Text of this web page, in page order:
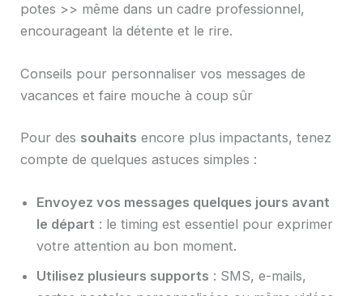
potes >> même dans un cadre professionnel,
encourageant la détente et le rire.
Conseils pour personnaliser vos messages de
vacances et faire mouche à coup sûr
Pour des souhaits encore plus impactants, tenez
compte de quelques astuces simples :
Envoyez vos messages quelques jours avant
le départ : le timing est essentiel pour exprimer
votre attention au bon moment.
Utilisez plusieurs supports : SMS, e-mails,